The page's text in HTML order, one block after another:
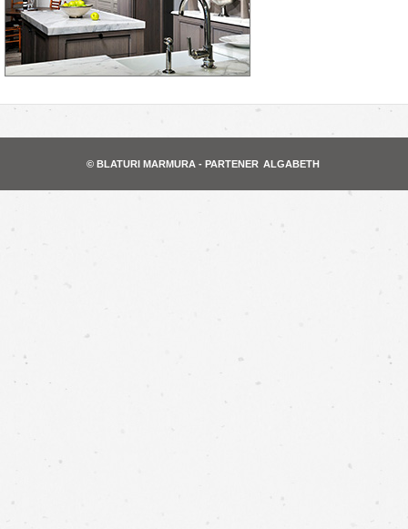
© BLATURI MARMURA - PARTENER ALGABETH